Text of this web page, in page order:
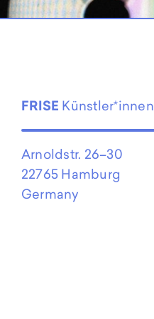
FRISE
Arnoldstr. 26–30
22765 Hamburg
Germany